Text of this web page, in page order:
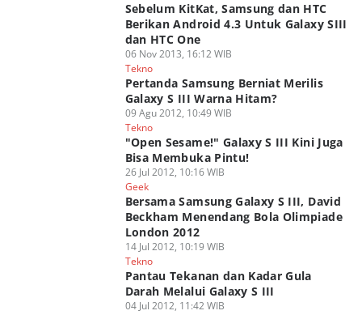
Sebelum KitKat, Samsung dan HTC
Berikan Android 4.3 Untuk Galaxy SIII
dan HTC One
06 Nov 2013, 16:12 WIB
Tekno
Pertanda Samsung Berniat Merilis
Galaxy S III Warna Hitam?
09 Agu 2012, 10:49 WIB
Tekno
"Open Sesame!" Galaxy S III Kini Juga
Bisa Membuka Pintu!
26 Jul 2012, 10:16 WIB
Geek
Bersama Samsung Galaxy S III, David
Beckham Menendang Bola Olimpiade
London 2012
14 Jul 2012, 10:19 WIB
Tekno
Pantau Tekanan dan Kadar Gula
Darah Melalui Galaxy S III
04 Jul 2012, 11:42 WIB